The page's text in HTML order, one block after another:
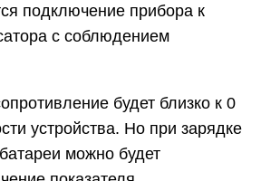
подключение прибора к
с соблюдением
будет близко к 0
устройства. Но при зарядке
можно будет